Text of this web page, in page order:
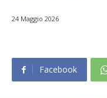
24 Maggio 2026
Facebook